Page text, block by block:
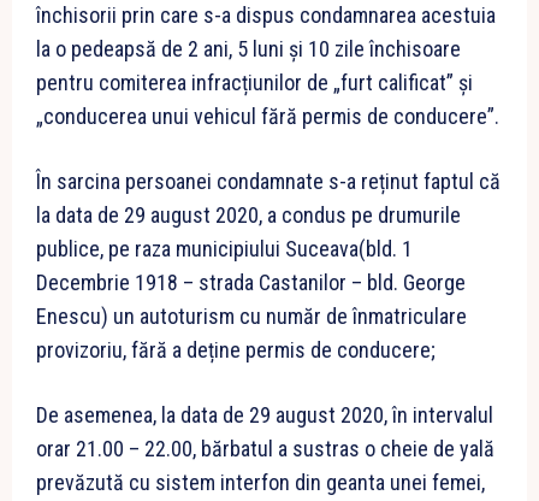
închisorii prin care s-a dispus condamnarea acestuia
la o pedeapsă de 2 ani, 5 luni și 10 zile închisoare
pentru comiterea infracțiunilor de „furt calificat” și
„conducerea unui vehicul fără permis de conducere”.
În sarcina persoanei condamnate s-a reținut faptul că
la data de 29 august 2020, a condus pe drumurile
publice, pe raza municipiului Suceava(bld. 1
Decembrie 1918 – strada Castanilor – bld. George
Enescu) un autoturism cu număr de înmatriculare
provizoriu, fără a deține permis de conducere;
De asemenea, la data de 29 august 2020, în intervalul
orar 21.00 – 22.00, bărbatul a sustras o cheie de yală
prevăzută cu sistem interfon din geanta unei femei,